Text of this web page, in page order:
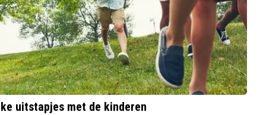
uitstapjes met de kinderen